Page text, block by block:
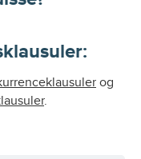
:
og
.